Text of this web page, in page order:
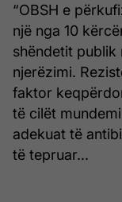
“OBSH e
një nga 10
shëndetit publik
njerëzimi.
faktor
të cilët
adekuat të
të tepruar...